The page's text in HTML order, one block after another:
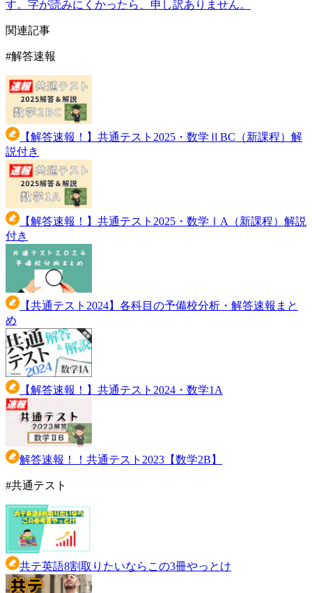
す。字が読みにくかったら、申し訳ありません。
関連記事
#解答速報
【解答速報！】共通テスト2025・数学ⅡBC（新課程）解
説付き
【解答速報！】共通テスト2025・数学ⅠA（新課程）解説
付き
【共通テスト2024】各科目の予備校分析・解答速報まと
め
【解答速報！】共通テスト2024・数学1A
解答速報！！共通テスト2023【数学2B】
#共通テスト
共テ英語8割取りたいならこの3冊やっとけ